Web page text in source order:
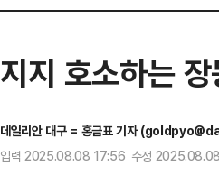
지지 호소하는
데일리안 대구 = 홍금표 기자
입력 2025.08.08 17:56 수정